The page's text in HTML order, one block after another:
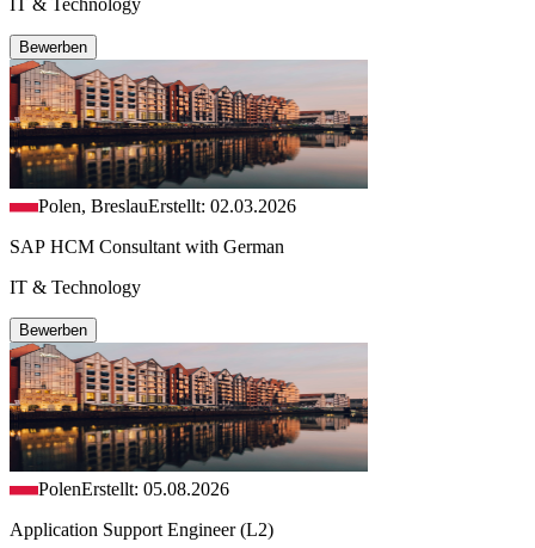
Bewerben
Polen, BreslauErstellt: 02.03.2026
SAP HCM Consultant with German
IT & Technology
Bewerben
PolenErstellt: 05.08.2026
Application Support Engineer (L2)